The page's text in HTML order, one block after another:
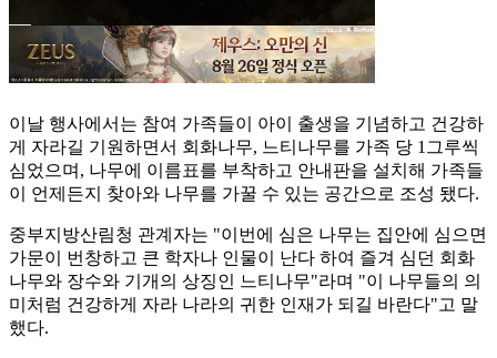
이날 행사에서는 참여 가족들이 아이 출생을 기념하고 건강하
게 자라길 기원하면서 회화나무, 느티나무를 가족 당 1그루씩
심었으며, 나무에 이름표를 부착하고 안내판을 설치해 가족들
이 언제든지 찾아와 나무를 가꿀 수 있는 공간으로 조성 됐다.
중부지방산림청 관계자는 "이번에 심은 나무는 집안에 심으면
가문이 번창하고 큰 학자나 인물이 난다 하여 즐겨 심던 회화
나무와 장수와 기개의 상징인 느티나무"라며 "이 나무들의 의
미처럼 건강하게 자라 나라의 귀한 인재가 되길 바란다"고 말
했다.